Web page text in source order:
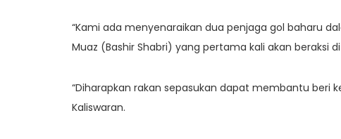
“Kami ada menyenaraikan dua penjaga gol baharu
Muaz (Bashir Shabri) yang pertama kali akan beraksi
“Diharapkan rakan sepasukan dapat membantu beri
Kaliswaran.